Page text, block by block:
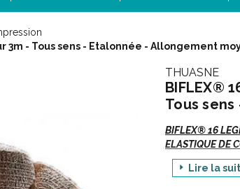
- Tous sens - Etalonnée - Allongement
THUASNE
BIFLEX®
Tous
BIFLEX® 16
ELASTIQUE DE
Vte/R/D
Lire la